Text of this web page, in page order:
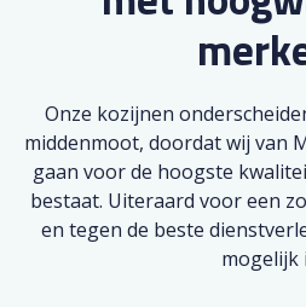
Onze kozijnen
middenmoot, doordat wij van
gaan voor de hoogste
bestaat. Uiteraard voor een
en tegen de beste
mogelijk